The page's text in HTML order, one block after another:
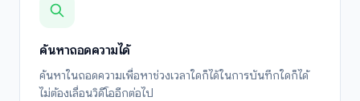
ค้นหาถอดความได้
ค้นหาในถอดความเพื่อหาช่วงเวลาใดก็ได้ในการบันทึกใดก็ได้
ไม่ต้องเลื่อนวิดีโออีกต่อไป